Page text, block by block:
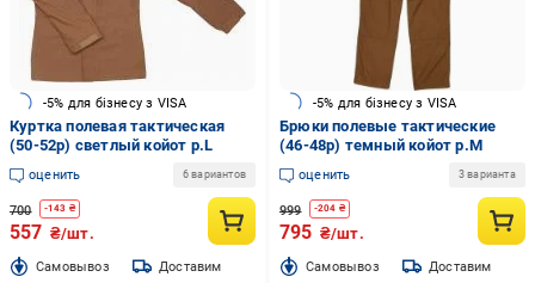
-5% для бізнесу з VISA
Куртка полевая тактическая
(50-52р) светлый койот р.L
оценить 6 вариантов
700 -143 ₴
557 ₴/шт.
Cамовывоз Доставим
-5% для бізнесу з VISA
Брюки полевые тактические
(46-48р) темный койот р.M
оценить 3 варианта
999 -204 ₴
795 ₴/шт.
Cамовывоз Доставим